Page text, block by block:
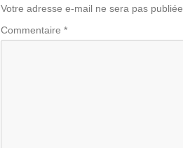
Votre adresse e-mail ne sera pas publiée.
Commentaire *